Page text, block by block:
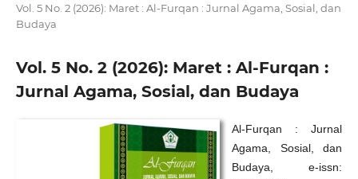
Vol. 5 No. 2 (2026): Maret : Al-Furqan : Jurnal Agama, Sosial, dan
Budaya
Vol. 5 No. 2 (2026): Maret : Al-Furqan :
Jurnal Agama, Sosial, dan Budaya
Al-Furqan : Jurnal
Agama, Sosial, dan
Budaya, e-issn: